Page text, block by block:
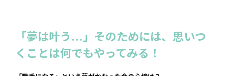
「夢は叶う…」そのためには、思いつ
くことは何でもやってみる！